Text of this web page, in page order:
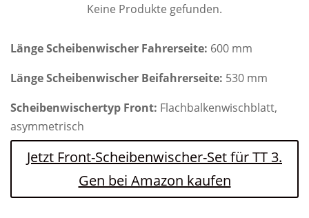
Keine Produkte gefunden.
Länge Scheibenwischer Fahrerseite: 600 mm
Länge Scheibenwischer Beifahrerseite: 530 mm
Scheibenwischertyp Front: Flachbalkenwischblatt,
asymmetrisch
Jetzt Front-Scheibenwischer-Set für TT 3.
Gen bei Amazon kaufen